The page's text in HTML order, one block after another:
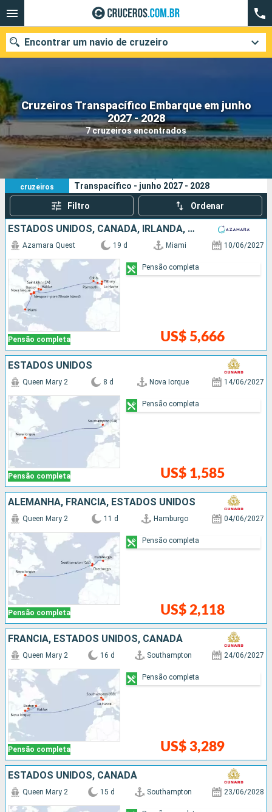
Cruzeiros Transpacífico Embarque em junho
2027 - 2028
7 cruzeiros encontrados
Encontrar um navio de cruzeiro
Quando ir?
Data de partida
Cidades
Pesquisar
7
cruzeiros
Transpacífico - junho 2027 - 2028
Filtro Ordenar
ESTADOS UNIDOS, CANADÁ, IRLANDA, FRANCIA
Pensão completa
Azamara Quest 19 d Miami 10/06/2027
US$ 5,666
Pensão completa
ESTADOS UNIDOS
Pensão completa
Queen Mary 2 8 d Nova Iorque 14/06/2027
US$ 1,585
Pensão completa
ALEMANHA, FRANCIA, ESTADOS UNIDOS
Pensão completa
Queen Mary 2 11 d Hamburgo 04/06/2027
US$ 2,118
Pensão completa
FRANCIA, ESTADOS UNIDOS, CANADÁ
Pensão completa
Queen Mary 2 16 d Southampton 24/06/2027
US$ 3,289
Pensão completa
ESTADOS UNIDOS, CANADÁ
Queen Mary 2 15 d Southampton 23/06/2028